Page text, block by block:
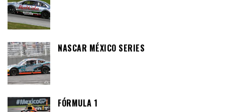
NASCAR MÉXICO SERIES
FÓRMULA 1